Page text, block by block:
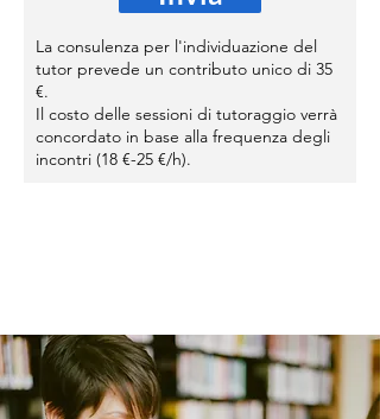
La consulenza per l'individuazione del
tutor prevede un contributo unico di 35
€.
Il costo delle sessioni di tutoraggio verrà
concordato in base alla frequenza degli
incontri (18 €-25 €/h).